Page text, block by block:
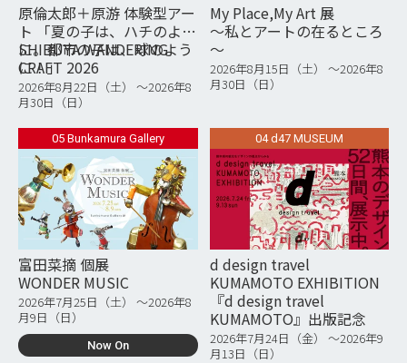
原倫太郎＋原游 体験型アー
ト 「夏の子は、ハチのよう
に。都市の子は、球のよう
に！」
SHIBUYA WANDERING
CRAFT 2026
2026年8月22日（土） 〜2026年8
月30日（日）
My Place,My Art 展
～私とアートの在るところ
～
2026年8月15日（土） 〜2026年8
月30日（日）
05 Bunkamura Gallery
富田菜摘 個展
WONDER MUSIC
2026年7月25日（土） 〜2026年8
月9日（日）
Now On
04 d47 MUSEUM
d design travel
KUMAMOTO EXHIBITION
『d design travel
KUMAMOTO』出版記念
2026年7月24日（金） 〜2026年9
月13日（日）